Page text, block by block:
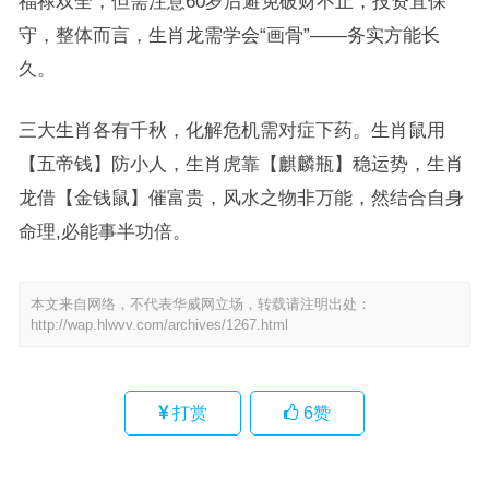
守，整体而言，生肖龙需学会“画骨”——务实方能长
久。
三大生肖各有千秋，化解危机需对症下药。生肖鼠用
【五帝钱】防小人，生肖虎靠【麒麟瓶】稳运势，生肖
龙借【金钱鼠】催富贵，风水之物非万能，然结合自身
命理,必能事半功倍。
本文来自网络，不代表华威网立场，转载请注明出处：
http://wap.hlwvv.com/archives/1267.html
打赏 6赞